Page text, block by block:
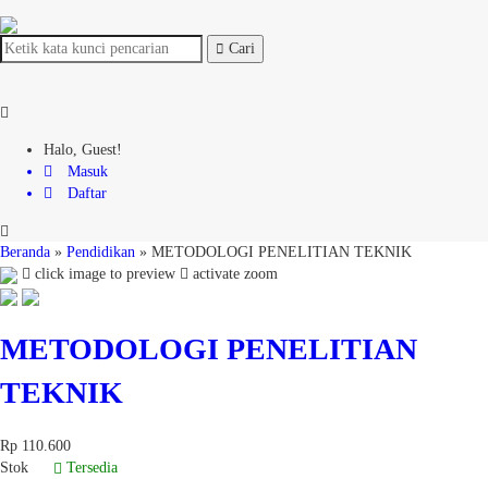
Cari
Halo, Guest!
Masuk
Daftar
Beranda » Pendidikan » METODOLOGI PENELITIAN TEKNIK
click image to preview
activate zoom
METODOLOGI PENELITIAN
TEKNIK
Rp 110.600
Stok
Tersedia